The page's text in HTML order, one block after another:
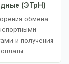
(ЭТрН)
обмена
и получения
оплаты